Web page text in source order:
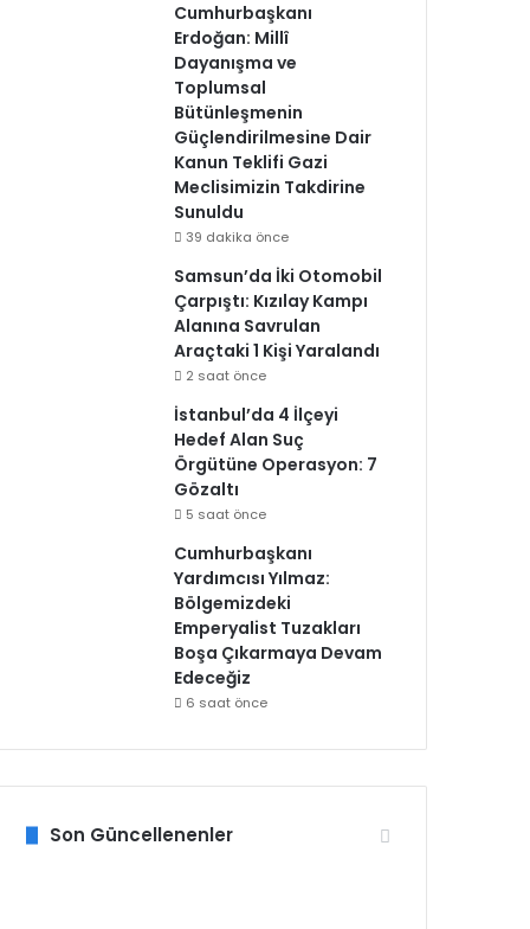
Cumhurbaşkanı
Erdoğan: Millî
Dayanışma ve
Toplumsal
Bütünleşmenin
Güçlendirilmesine Dair
Kanun Teklifi Gazi
Meclisimizin Takdirine
Sunuldu
39 dakika önce
Samsun’da İki Otomobil
Çarpıştı: Kızılay Kampı
Alanına Savrulan
Araçtaki 1 Kişi Yaralandı
2 saat önce
İstanbul’da 4 İlçeyi
Hedef Alan Suç
Örgütüne Operasyon: 7
Gözaltı
5 saat önce
Cumhurbaşkanı
Yardımcısı Yılmaz:
Bölgemizdeki
Emperyalist Tuzakları
Boşa Çıkarmaya Devam
Edeceğiz
6 saat önce
Son Güncellenenler